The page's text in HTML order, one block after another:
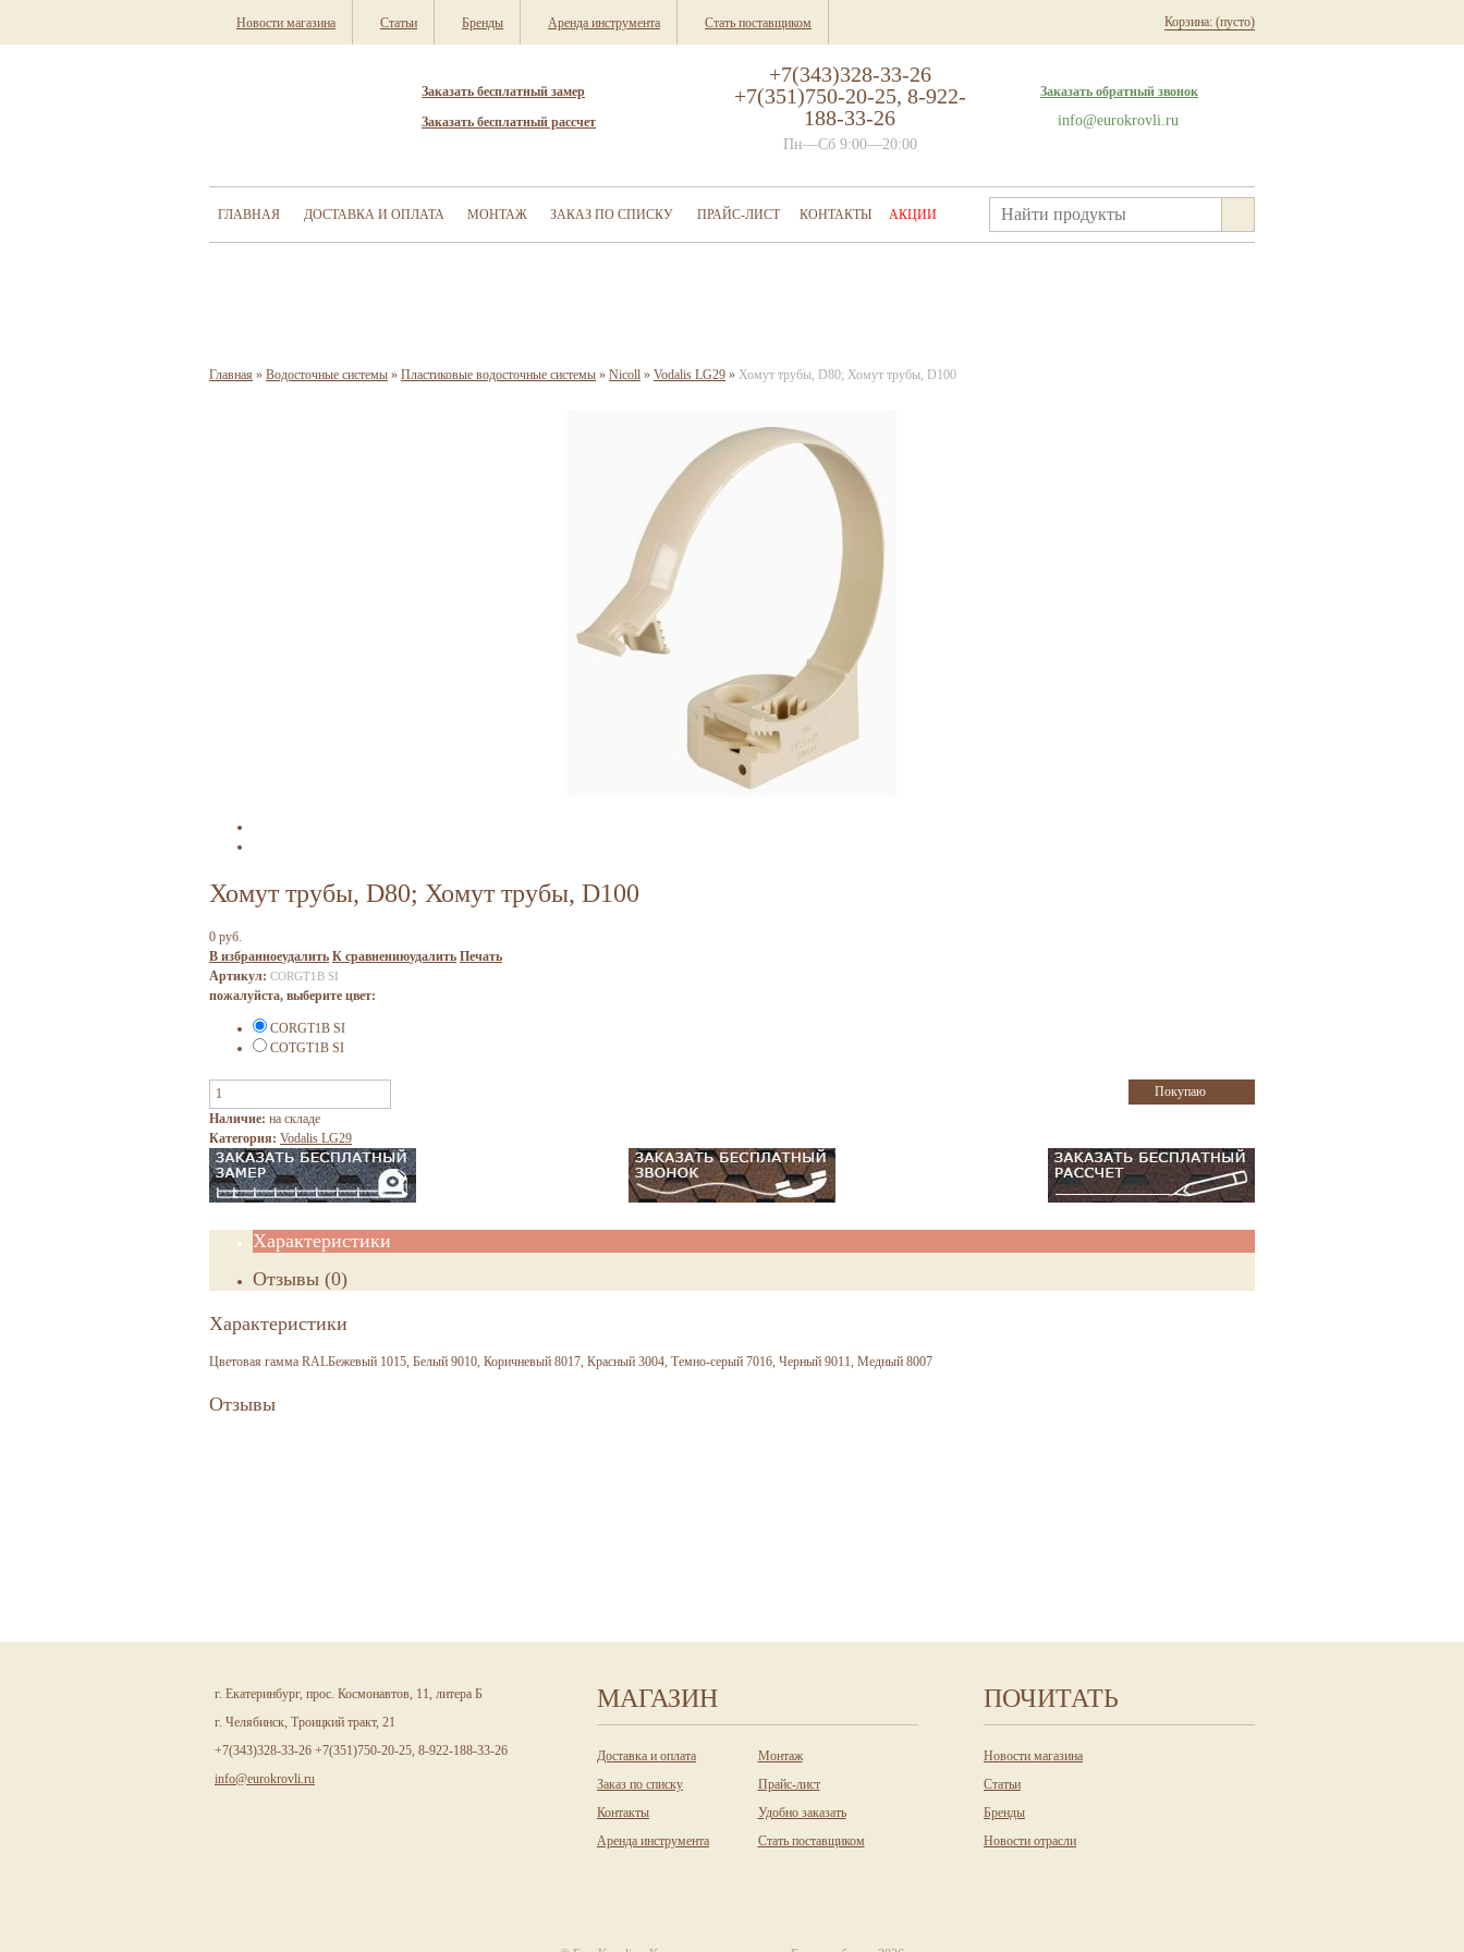
Новости магазина Статьи Бренды Аренда инструмента Стать поставщиком Корзина: (пусто)
Заказать бесплатный замер
Заказать бесплатный рассчет
+7(343)328-33-26
+7(351)750-20-25, 8-922-
188-33-26
Пн—Сб 9:00—20:00
Заказать обратный звонок
info@eurokrovli.ru
ГЛАВНАЯ ДОСТАВКА И ОПЛАТА МОНТАЖ ЗАКАЗ ПО СПИСКУ ПРАЙС-ЛИСТ КОНТАКТЫ АКЦИИ
Главная » Водосточные системы » Пластиковые водосточные системы » Nicoll » Vodalis LG29 » Хомут трубы, D80; Хомут трубы, D100
Хомут трубы, D80; Хомут трубы, D100
0 руб.
В избранноеудалить К сравнениюудалить Печать
Артикул: CORGT1B SI
пожалуйста, выберите цвет:
CORGT1B SI
COTGT1B SI
Наличие: на складе
Категория: Vodalis LG29
Характеристики
Отзывы (0)
Характеристики
Цветовая гамма RALБежевый 1015, Белый 9010, Коричневый 8017, Красный 3004, Темно-серый 7016, Черный 9011, Медный 8007
Отзывы
г. Екатеринбург, прос. Космонавтов, 11, литера Б
г. Челябинск, Троицкий тракт, 21
+7(343)328-33-26 +7(351)750-20-25, 8-922-188-33-26
info@eurokrovli.ru
МАГАЗИН
Доставка и оплата
Монтаж
Заказ по списку
Прайс-лист
Контакты
Удобно заказать
Аренда инструмента
Стать поставщиком
ПОЧИТАТЬ
Новости магазина
Статьи
Бренды
Новости отрасли